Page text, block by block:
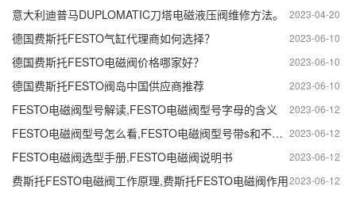
2023-04-20
意大利迪普马DUPLOMATIC刀塔电磁液压阀维修方法。
2023-06-10
德国费斯托FESTO气缸代理商如何选择？
2023-06-10
德国费斯托FESTO电磁阀价格哪家好？
2023-06-10
德国费斯托FESTO阀岛中国供应商推荐
2023-06-12
FESTO电磁阀型号解读,FESTO电磁阀型号字母的含义
2023-06-12
FESTO电磁阀型号怎么看,FESTO电磁阀型号带s和不带s的区别
2023-06-12
FESTO电磁阀选型手册,FESTO电磁阀说明书
2023-06-12
费斯托FESTO电磁阀工作原理,费斯托FESTO电磁阀作用